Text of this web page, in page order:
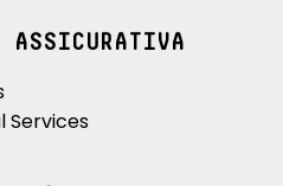
ASSICURATIVA
Services